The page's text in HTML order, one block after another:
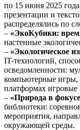
по 15 июня 2025
презентации и
распределялись по
– «ЭкоКубики:
настенные
– «Экологическое
IT-технологий,
осведомленности:
компьютерные игры,
платформах игровые
– «Природа в
библиотеки:
мероприятия,
окружающей среды.